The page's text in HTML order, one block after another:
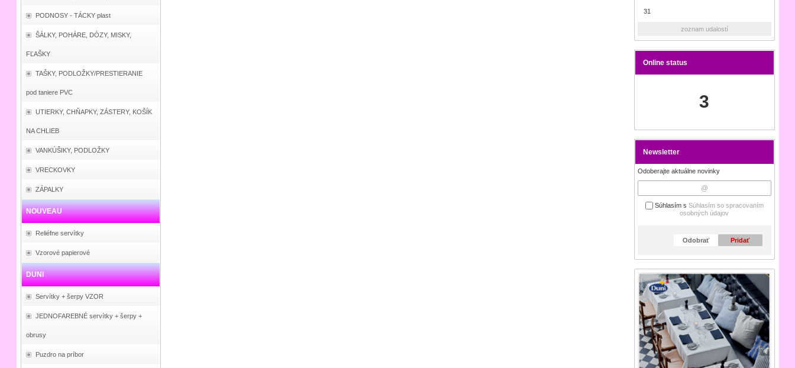
PODNOSY - TÁCKY plast
ŠÁLKY, POHÁRE, DÓZY, MISKY,
FĽAŠKY
TAŠKY, PODLOŽKY/PRESTIERANIE
pod taniere PVC
UTIERKY, CHŇAPKY, ZÁSTERY, KOŠÍK
NA CHLIEB
VANKÚŠIKY, PODLOŽKY
VRECKOVKY
ZÁPALKY
NOUVEAU
Reliéfne servítky
Vzorové papierové
DUNI
Servítky + šerpy VZOR
JEDNOFAREBNÉ servítky + šerpy +
obrusy
Puzdro na príbor
31
zoznam udalostí
Online status
3
Newsletter
Odoberajte aktuálne novinky
Súhlasím s Súhlasím so spracovaním
osobných údajov
Odobrať Pridať